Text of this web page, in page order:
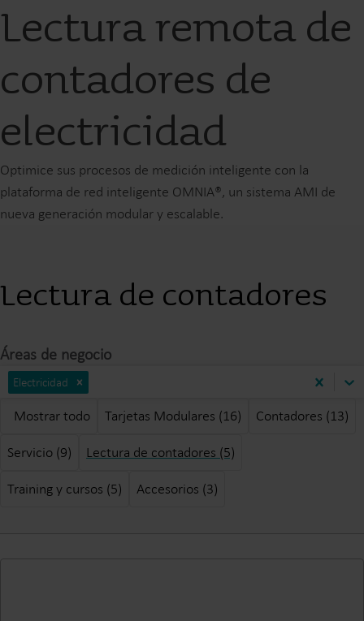
Lectura remota de
contadores de
electricidad
Optimice sus procesos de medición inteligente con la
plataforma de red inteligente OMNIA®, un sistema AMI de
nueva generación modular y escalable.
Lectura de contadores
Áreas de negocio
Electricidad
Mostrar todo Tarjetas Modulares (16) Contadores (13)
Servicio (9) Lectura de contadores (5)
Training y cursos (5) Accesorios (3)